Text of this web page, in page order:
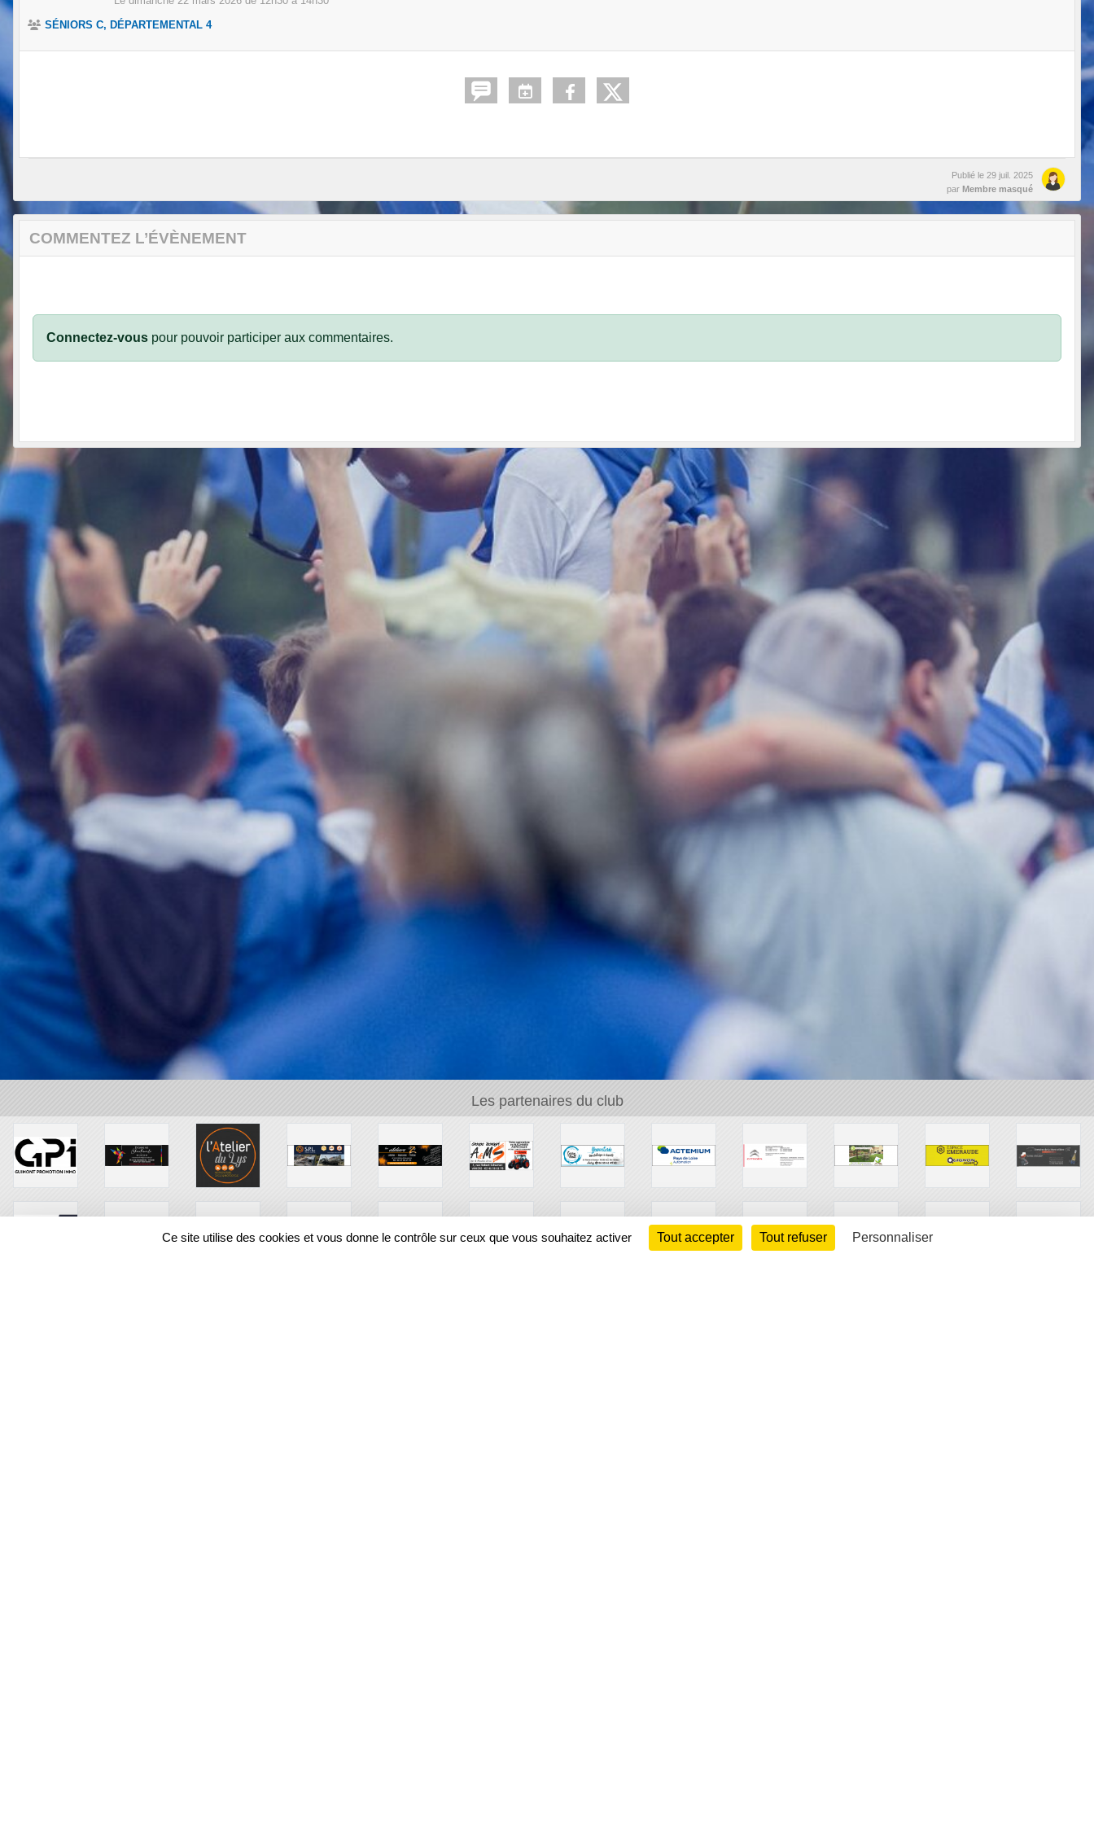
SÉNIORS C, DÉPARTEMENTAL 4
Publié le 29 juil. 2025
par Membre masqué
COMMENTEZ L’ÉVÈNEMENT
Connectez-vous pour pouvoir participer aux commentaires.
Les partenaires du club
Ce site utilise des cookies et vous donne le contrôle sur ceux que vous souhaitez activer Tout accepter Tout refuser Personnaliser